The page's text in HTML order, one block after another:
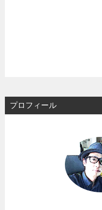
プロフィール